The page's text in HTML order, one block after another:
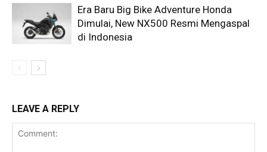
Era Baru Big Bike Adventure Honda
Dimulai, New NX500 Resmi Mengaspal
di Indonesia
LEAVE A REPLY